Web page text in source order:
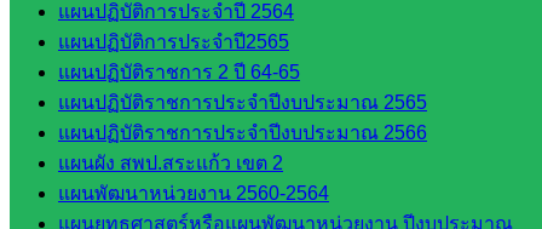
แผนปฏิบัติการประจำปี 2564
แผนปฏิบัติการประจำปี2565
แผนปฏิบัติราชการ 2 ปี 64-65
แผนปฏิบัติราชการประจำปีงบประมาณ 2565
แผนปฏิบัติราชการประจำปีงบประมาณ 2566
แผนผัง สพป.สระแก้ว เขต 2
แผนพัฒนาหน่วยงาน 2560-2564
แผนยุทธศาสตร์หรือแผนพัฒนาหน่วยงาน ปีงบประมาณ
Line
Tel 037-232263: